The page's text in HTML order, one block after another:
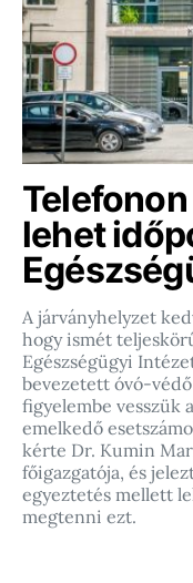
lehet
A járványhelyzet
hogy ismét
Egészségügyi
bevezetett óvó-
figyelembe vesszük
emelkedő
kérte Dr. Kumin
főigazgatója, és
egyeztetés mellett
megtenni ezt.